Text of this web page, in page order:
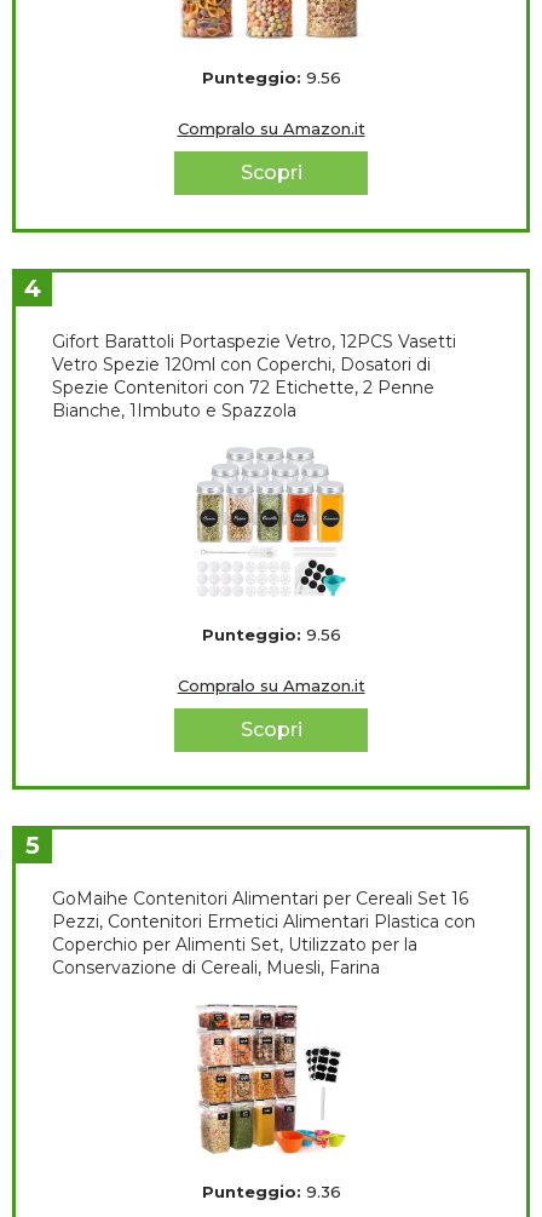
Punteggio: 9.56
Compralo su Amazon.it
Scopri
4
Gifort Barattoli Portaspezie Vetro, 12PCS Vasetti
Vetro Spezie 120ml con Coperchi, Dosatori di
Spezie Contenitori con 72 Etichette, 2 Penne
Bianche, 1Imbuto e Spazzola
Punteggio: 9.56
Compralo su Amazon.it
Scopri
5
GoMaihe Contenitori Alimentari per Cereali Set 16
Pezzi, Contenitori Ermetici Alimentari Plastica con
Coperchio per Alimenti Set, Utilizzato per la
Conservazione di Cereali, Muesli, Farina
Punteggio: 9.36